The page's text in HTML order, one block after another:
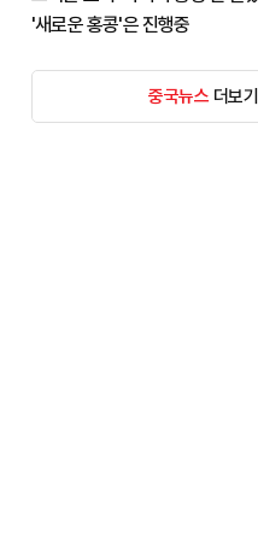
'새로운 홍콩'은 진행중
중국뉴스더보기